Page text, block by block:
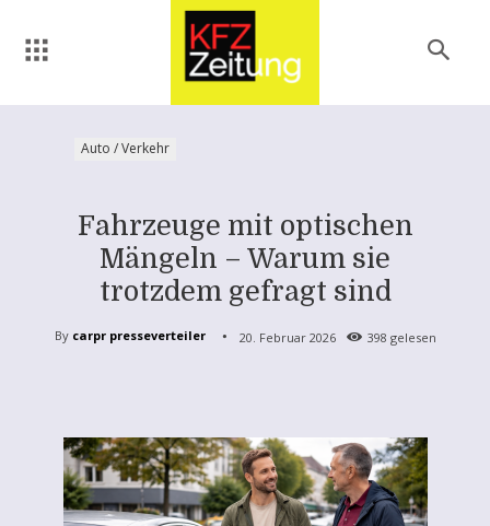
Auto / Verkehr
Fahrzeuge mit optischen
Mängeln – Warum sie
trotzdem gefragt sind
By carpr presseverteiler 20. Februar 2026 398 gelesen